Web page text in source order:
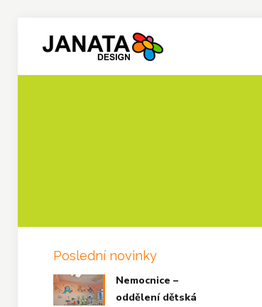
Poslední novinky
Nemocnice –
oddělení dětská